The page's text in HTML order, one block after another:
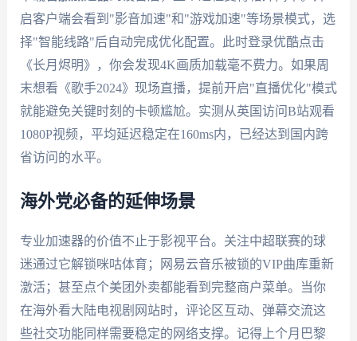
启客户端会看到"影音加速"和"游戏加速"等场景模式，选
择"智能线路"后自动完成优化配置。此时登录优酷点击
《长月烬明》，你会发现4K画质加载毫不费力。如果周
末想看《歌手2024》现场直播，提前开启"直播优化"模式
就能避免关键时刻的卡顿尴尬。实测从英国访问B站观看
1080P视频，平均延迟稳定在160ms内，已经达到国内跨
省访问的水平。
海外党必备的延伸场景
专业加速器的价值不止于影视平台。关注中超联赛的球
迷通过它解锁咪咕体育；网易云音乐被锁的VIP曲库重新
激活；甚至点个美团外卖都能看到完整商户菜单。当你
在海外看大陆电视剧网站时，评论区互动、弹幕交流这
些社交功能同样需要稳定的网络支撑。记得上个月巴黎